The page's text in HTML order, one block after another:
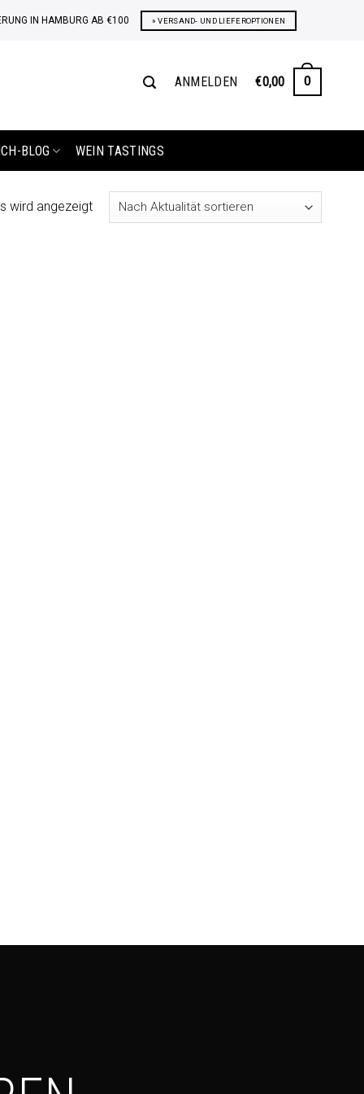
IN HAMBURG AB €100 » VERSAND- UND LIEFEROPTIONEN
ANMELDEN €0,00 0
BLOG WEIN TASTINGS
wird angezeigt